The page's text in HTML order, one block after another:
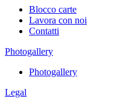
Blocco carte
Lavora con noi
Contatti
Photogallery
Photogallery
Legal